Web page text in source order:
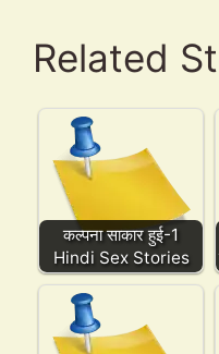
Related
कल्पना साकार हुई-1
Hindi Sex Stories